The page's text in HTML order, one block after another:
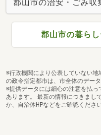
郡山市の治安・ごみ収
郡山市の暮ら
※行政機関により公表していない
の政令指定都市は、市全体のデー
※提供データには細心の注意を払
あります。 最新の情報につきまし
か、自治体HPなどをご確認ください